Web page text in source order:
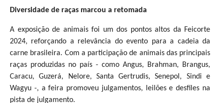
Diversidade de raças marcou a retomada
A exposição de animais foi um dos pontos altos da Feicorte
2024, reforçando a relevância do evento para a cadeia da
carne brasileira. Com a participação de animais das principais
raças produzidas no país - como Angus, Brahman, Brangus,
Caracu, Guzerá, Nelore, Santa Gertrudis, Senepol, Sindi e
Wagyu -, a feira promoveu julgamentos, leilões e desfiles na
pista de julgamento.